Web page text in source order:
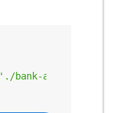
'./bank-additional/